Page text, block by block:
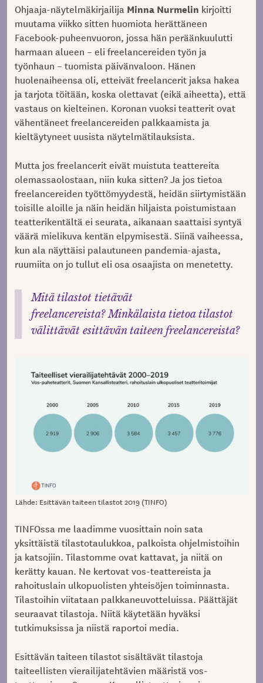
Ohjaaja-näytelmäkirjailija Minna Nurmelin kirjoitti
muutama viikko sitten huomiota herättäneen
Facebook-puheenvuoron, jossa hän peräänkuulutti
harmaan alueen – eli freelancereiden työn ja
työnhaun – tuomista päivänvaloon. Hänen
huolenaiheensa oli, etteivät freelancerit jaksa hakea
ja tarjota töitään, koska olettavat (eikä aiheetta), että
vastaus on kielteinen. Koronan vuoksi teatterit ovat
vähentäneet freelancereiden palkkaamista ja
kieltäytyneet uusista näytelmätilauksista.
Mutta jos freelancerit eivät muistuta teattereita
olemassaolostaan, niin kuka sitten? Ja jos tietoa
freelancereiden työttömyydestä, heidän siirtymistään
toisille aloille ja näin heidän hiljaista poistumistaan
teatterikentältä ei seurata, aikanaan saattaisi syntyä
väärä mielikuva kentän elpymisestä. Siinä vaiheessa,
kun ala näyttäisi palautuneen pandemia-ajasta,
ruumiita on jo tullut eli osa osaajista on menetetty.
Mitä tilastot tietävät
freelancereista? Minkälaista tietoa tilastot
välittävät esittävän taiteen freelancereista?
Lähde: Esittävän taiteen tilastot 2019 (TINFO)
TINFOssa me laadimme vuosittain noin sata
yksittäistä tilastotaulukkoa, palkoista ohjelmistoihin
ja katsojiin. Tilastomme ovat kattavat, ja niitä on
kerätty kauan. Ne kertovat vos-teattereista ja
rahoituslain ulkopuolisten yhteisöjen toiminnasta.
Tilastoihin viitataan palkkaneuvotteluissa. Päättäjät
seuraavat tilastoja. Niitä käytetään hyväksi
tutkimuksissa ja niistä raportoi media.
Esittävän taiteen tilastot sisältävät tilastoja
taiteellisten vierailijatehtävien määristä vos-